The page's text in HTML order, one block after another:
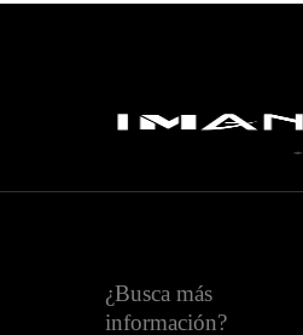
¿Busca más
información?